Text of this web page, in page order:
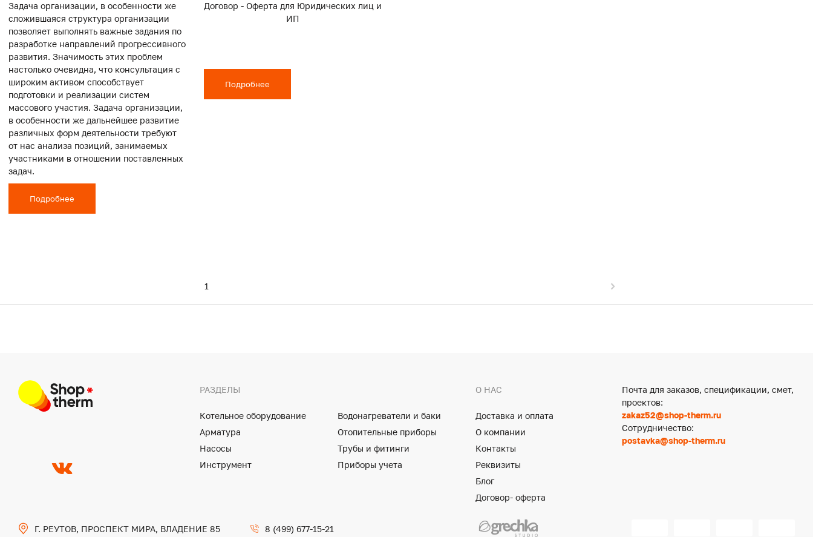
Задача организации, в особенности же
сложившаяся структура организации
позволяет выполнять важные задания по
разработке направлений прогрессивного
развития. Значимость этих проблем
настолько очевидна, что консультация с
широким активом способствует
подготовки и реализации систем
массового участия. Задача организации,
в особенности же дальнейшее развитие
различных форм деятельности требуют
от нас анализа позиций, занимаемых
участниками в отношении поставленных
задач.
Подробнее
Договор - Оферта для Юридических лиц и
ИП
Подробнее
1
РАЗДЕЛЫ
Котельное оборудование
Водонагреватели и баки
Арматура
Отопительные приборы
Насосы
Трубы и фитинги
Инструмент
Приборы учета
О НАС
Доставка и оплата
О компании
Контакты
Реквизиты
Блог
Договор- оферта
Почта для заказов, спецификации, смет,
проектов:
zakaz52@shop-therm.ru
Сотрудничество:
postavka@shop-therm.ru
Г. РЕУТОВ, ПРОСПЕКТ МИРА, ВЛАДЕНИЕ 85 8 (499) 677-15-21